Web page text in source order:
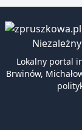
Lokalny portal
Brwinów,